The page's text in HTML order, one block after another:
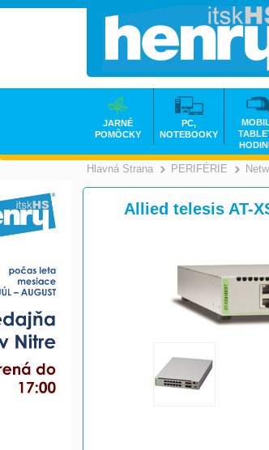
Hlavná Strana >
PERIFÉRIE
Allied telesis AT-
JARNÉ
POMÔCKY
PC,
NOTEBOOKY